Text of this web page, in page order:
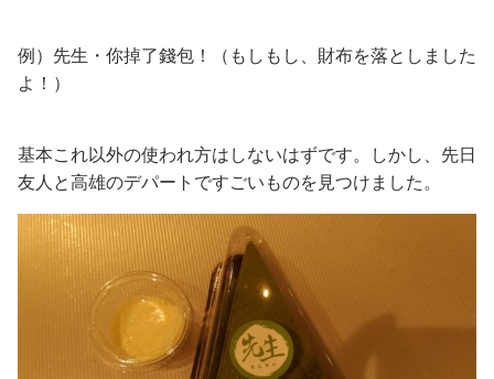
例）先生・你掉了錢包！（もしもし、財布を落としました
よ！）
基本これ以外の使われ方はしないはずです。しかし、先日
友人と高雄のデパートですごいものを見つけました。